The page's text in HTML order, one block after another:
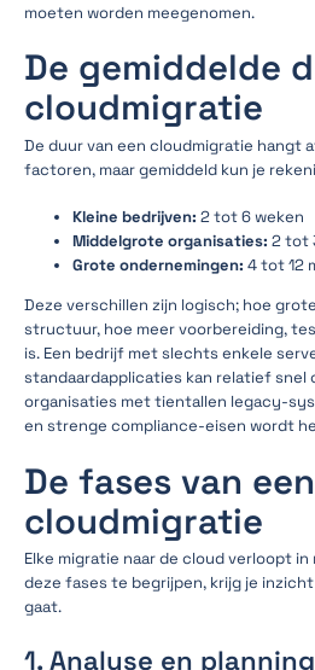
moeten worden meegenomen.
De gemiddelde
cloudmigratie
De duur van een cloudmigratie hangt
factoren, maar gemiddeld kun je
Kleine bedrijven: 2 tot 6 weken
Middelgrote organisaties: 2 tot
Grote ondernemingen: 4 tot 12
Deze verschillen zijn logisch; hoe
structuur, hoe meer voorbereiding,
is. Een bedrijf met slechts enkele
standaardapplicaties kan relatief snel
organisaties met tientallen legacy-
en strenge compliance-eisen wordt
De fases van een
cloudmigratie
Elke migratie naar de cloud verloopt
deze fases te begrijpen, krijg je
gaat.
1. Analyse en planning